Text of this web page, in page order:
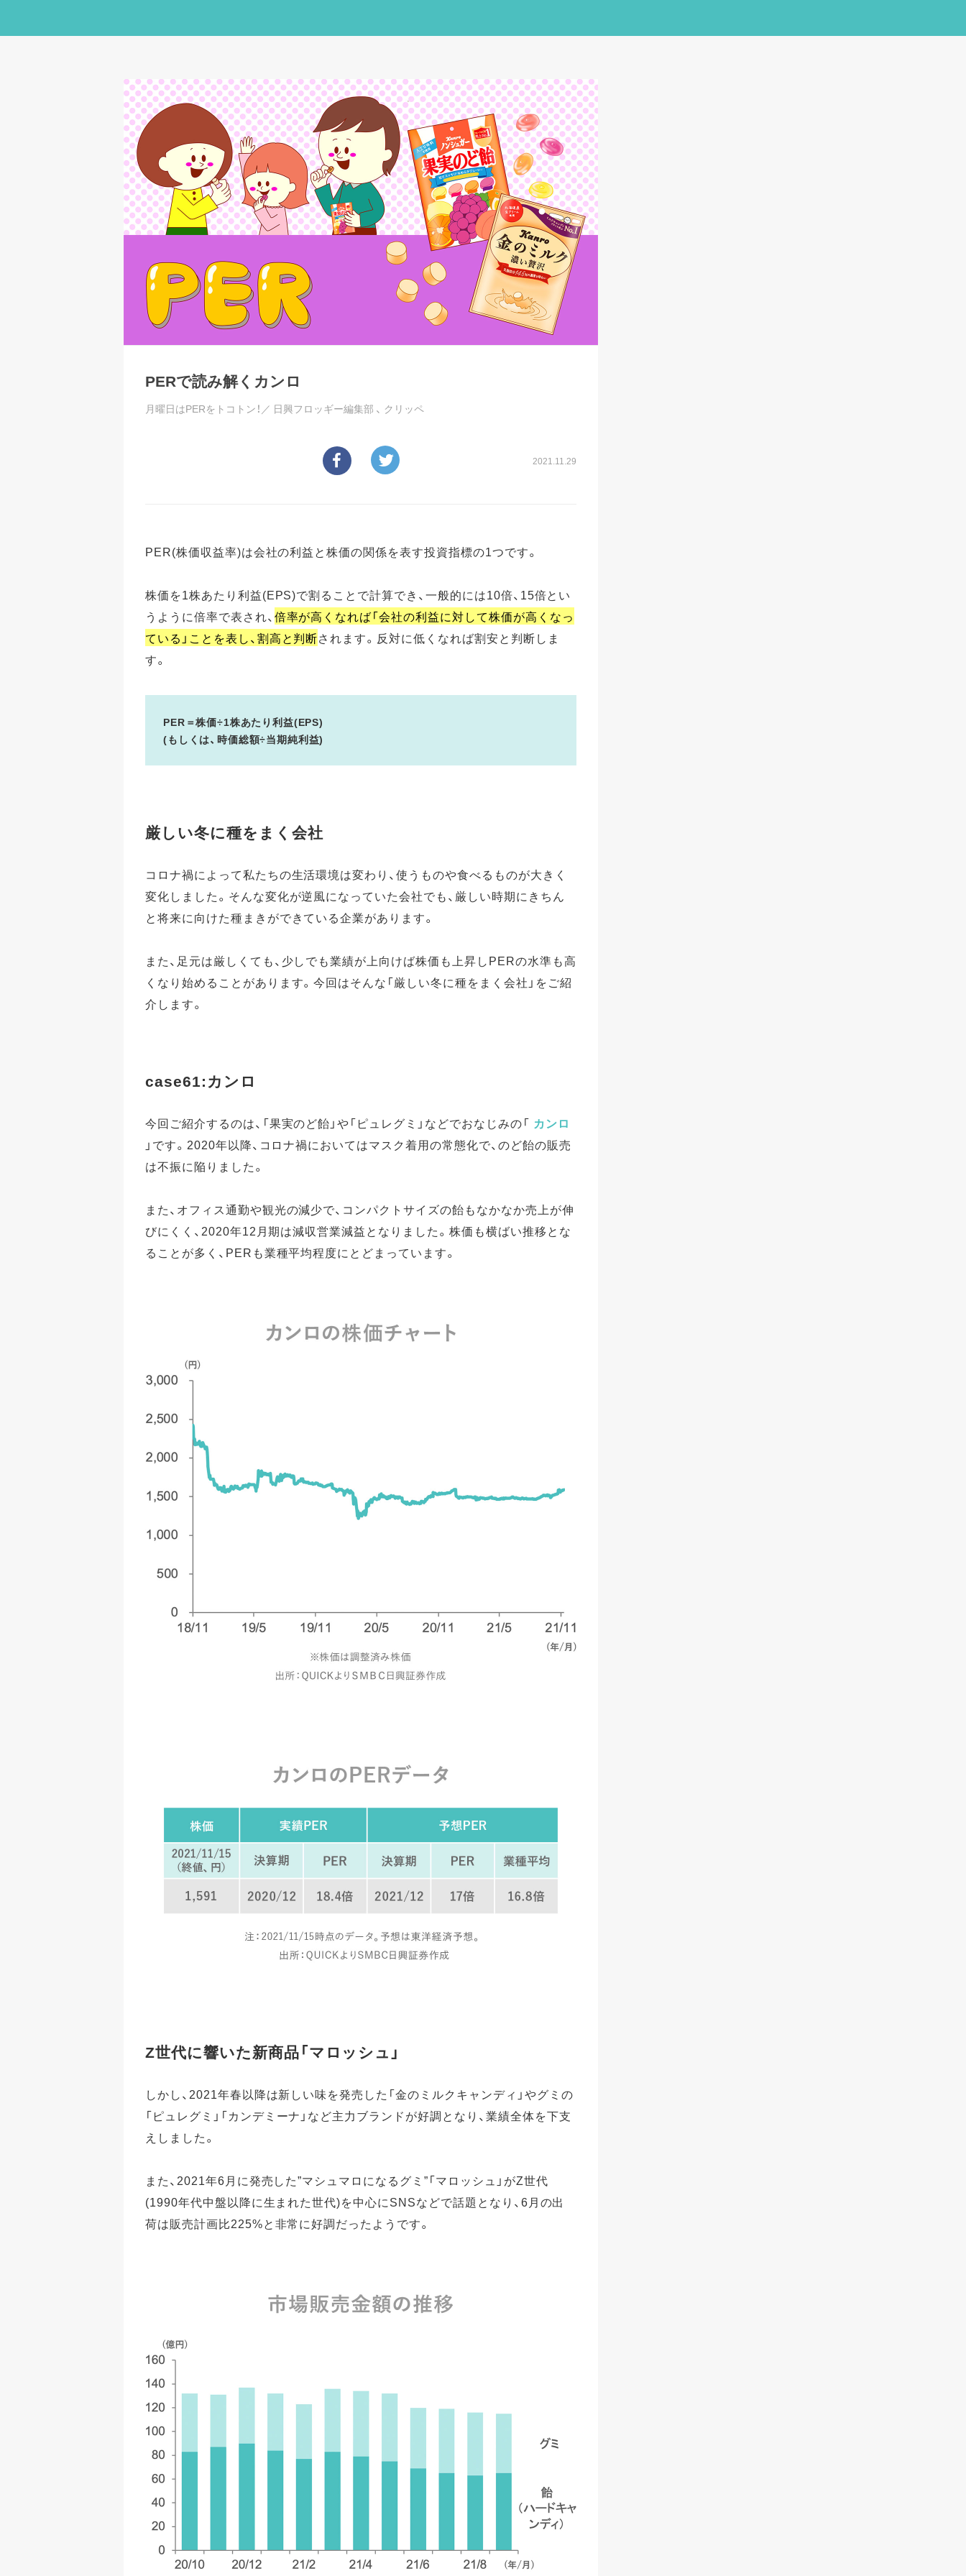
PERで読み解くカンロ
月曜日はPERをトコトン！／ 日興フロッギー編集部 、 クリッペ
2021.11.29
PER(株価収益率)は会社の利益と株価の関係を表す投資指標の1つです。
株価を1株あたり利益(EPS)で割ることで計算でき、一般的には10倍、15倍とい
うように倍率で表され、倍率が高くなれば「会社の利益に対して株価が高くなっ
ている」ことを表し、割高と判断されます。反対に低くなれば割安と判断しま
す。
PER＝株価÷1株あたり利益(EPS)
(もしくは、時価総額÷当期純利益)
厳しい冬に種をまく会社
コロナ禍によって私たちの生活環境は変わり、使うものや食べるものが大きく
変化しました。そんな変化が逆風になっていた会社でも、厳しい時期にきちん
と将来に向けた種まきができている企業があります。
また、足元は厳しくても、少しでも業績が上向けば株価も上昇しPERの水準も高
くなり始めることがあります。今回はそんな「厳しい冬に種をまく会社」をご紹
介します。
case61:カンロ
今回ご紹介するのは、「果実のど飴」や「ピュレグミ」などでおなじみの「 カンロ
」です。2020年以降、コロナ禍においてはマスク着用の常態化で、のど飴の販売
は不振に陥りました。
また、オフィス通勤や観光の減少で、コンパクトサイズの飴もなかなか売上が伸
びにくく、2020年12月期は減収営業減益となりました。株価も横ばい推移とな
ることが多く、PERも業種平均程度にとどまっています。
Z世代に響いた新商品「マロッシュ」
しかし、2021年春以降は新しい味を発売した「金のミルクキャンディ」やグミの
「ピュレグミ」「カンデミーナ」など主力ブランドが好調となり、業績全体を下支
えしました。
また、2021年6月に発売した”マシュマロになるグミ”「マロッシュ」がZ世代
(1990年代中盤以降に生まれた世代)を中心にSNSなどで話題となり、6月の出
荷は販売計画比225%と非常に好調だったようです。